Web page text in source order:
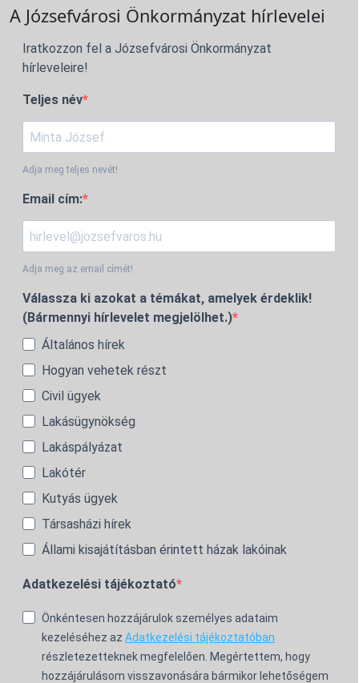
A Józsefvárosi Önkormányzat hírlevelei
Iratkozzon fel a Józsefvárosi Önkormányzat
hírleveleire!
Teljes név
Adja meg teljes nevét!
Email cím:
Adja meg az email címét!
Válassza ki azokat a témákat, amelyek érdeklik!
(Bármennyi hírlevelet megjelölhet.)
Általános hírek
Hogyan vehetek részt
Civil ügyek
Lakásügynökség
Lakáspályázat
Lakótér
Kutyás ügyek
Társasházi hírek
Állami kisajátításban érintett házak lakóinak
Adatkezelési tájékoztató
Önkéntesen hozzájárulok személyes adataim
kezeléséhez az Adatkezelési tájékoztatóban
részletezetteknek megfelelően. Megértettem, hogy
hozzájárulásom visszavonására bármikor lehetőségem